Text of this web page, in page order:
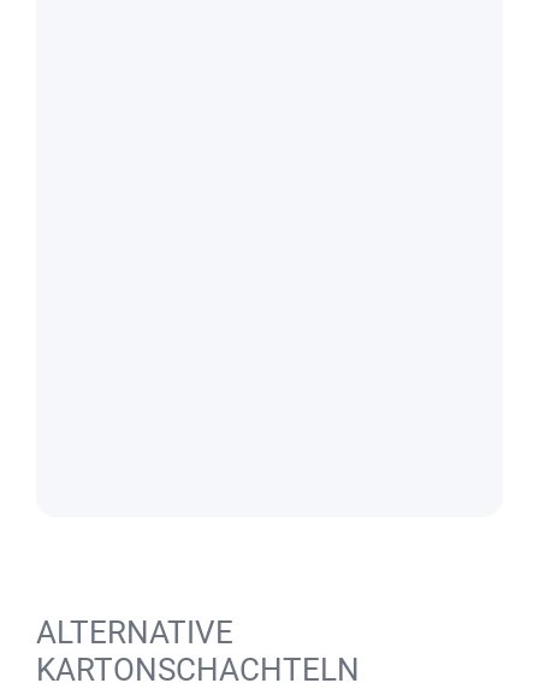
ALTERNATIVE
KARTONSCHACHTELN